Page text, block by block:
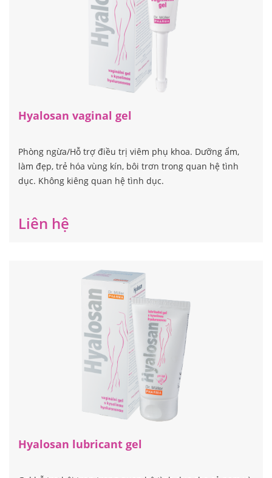
Hyalosan vaginal gel
Phòng ngừa/Hỗ trợ điều trị viêm phụ khoa. Dưỡng ẩm,
làm đẹp, trẻ hóa vùng kín, bôi trơn trong quan hệ tình
dục. Không kiêng quan hệ tình dục.
Liên hệ
Hyalosan lubricant gel